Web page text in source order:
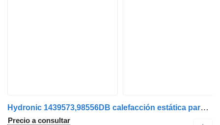
Hydronic 1439573,98556DB calefacción estática para DAF 95 XF | 97 - 02 camión
Precio a consultar